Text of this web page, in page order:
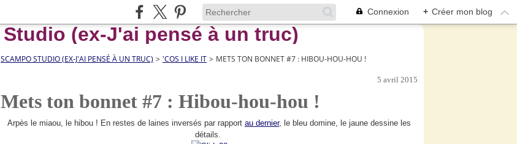
Connexion + Créer mon blog
SCAMPO STUDIO (EX-J'AI PENSÉ À UN TRUC) > 'COS I LIKE IT > METS TON BONNET #7 : HIBOU-HOU-HOU !
5 avril 2015
Mets ton bonnet #7 : Hibou-hou-hou !
Arpès le miaou, le hibou ! En restes de laines inversés par rapport au dernier, le bleu domine, le jaune dessine les
détails.